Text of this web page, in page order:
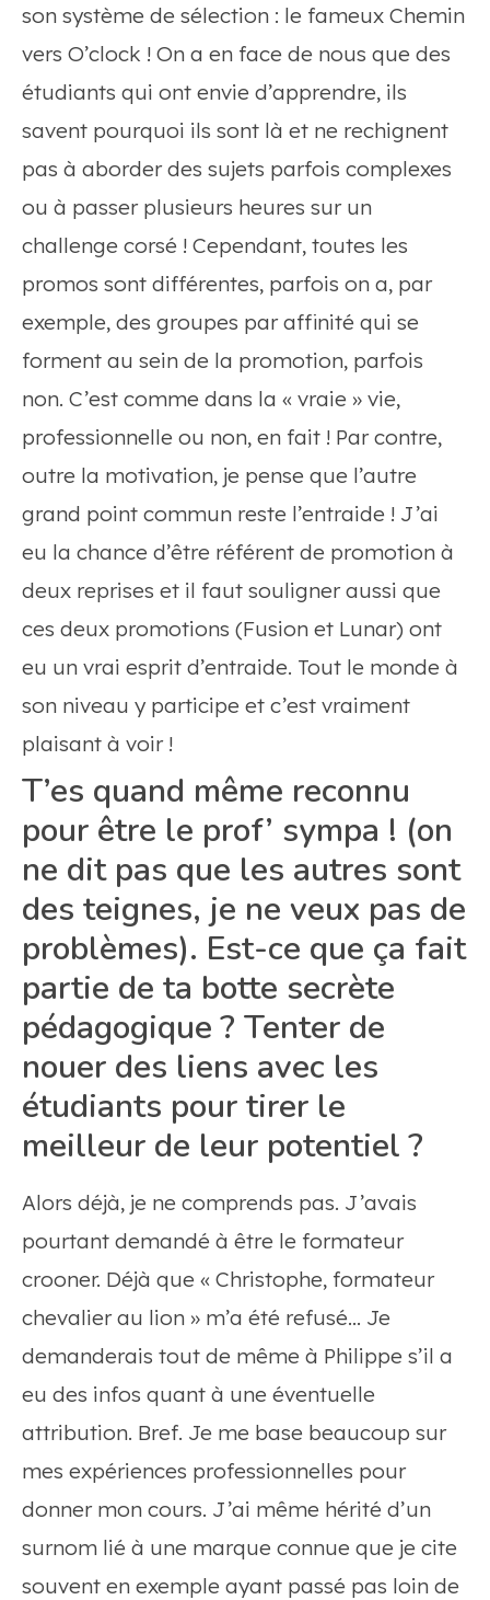
son système de sélection : le fameux Chemin
vers O’clock ! On a en face de nous que des
étudiants qui ont envie d’apprendre, ils
savent pourquoi ils sont là et ne rechignent
pas à aborder des sujets parfois complexes
ou à passer plusieurs heures sur un
challenge corsé ! Cependant, toutes les
promos sont différentes, parfois on a, par
exemple, des groupes par affinité qui se
forment au sein de la promotion, parfois
non. C’est comme dans la « vraie » vie,
professionnelle ou non, en fait ! Par contre,
outre la motivation, je pense que l’autre
grand point commun reste l’entraide ! J’ai
eu la chance d’être référent de promotion à
deux reprises et il faut souligner aussi que
ces deux promotions (Fusion et Lunar) ont
eu un vrai esprit d’entraide. Tout le monde à
son niveau y participe et c’est vraiment
plaisant à voir !
T’es quand même reconnu
pour être le prof’ sympa ! (on
ne dit pas que les autres sont
des teignes, je ne veux pas de
problèmes). Est-ce que ça fait
partie de ta botte secrète
pédagogique ? Tenter de
nouer des liens avec les
étudiants pour tirer le
meilleur de leur potentiel ?
Alors déjà, je ne comprends pas. J’avais
pourtant demandé à être le formateur
crooner. Déjà que « Christophe, formateur
chevalier au lion » m’a été refusé… Je
demanderais tout de même à Philippe s’il a
eu des infos quant à une éventuelle
attribution. Bref. Je me base beaucoup sur
mes expériences professionnelles pour
donner mon cours. J’ai même hérité d’un
surnom lié à une marque connue que je cite
souvent en exemple ayant passé pas loin de